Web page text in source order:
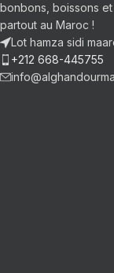
bonbons, boissons
partout au Maroc !
Lot hamza sidi
+212 668-445755